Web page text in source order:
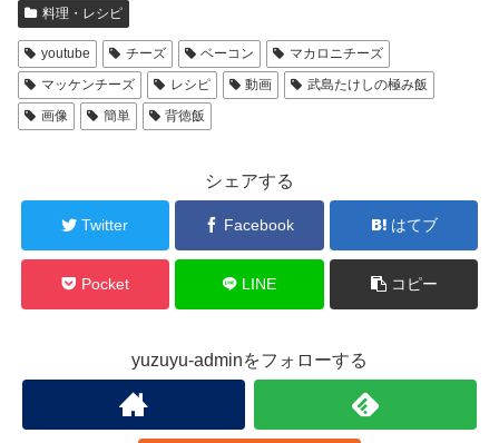
料理・レシピ
youtube チーズ ベーコン
マカロニチーズ
マッケンチーズ
レシピ 動画
武島たけしの極み飯
画像
簡単 背徳飯
シェアする
Twitter Facebook はてブ
Pocket LINE コピー
yuzuyu-adminをフォローする